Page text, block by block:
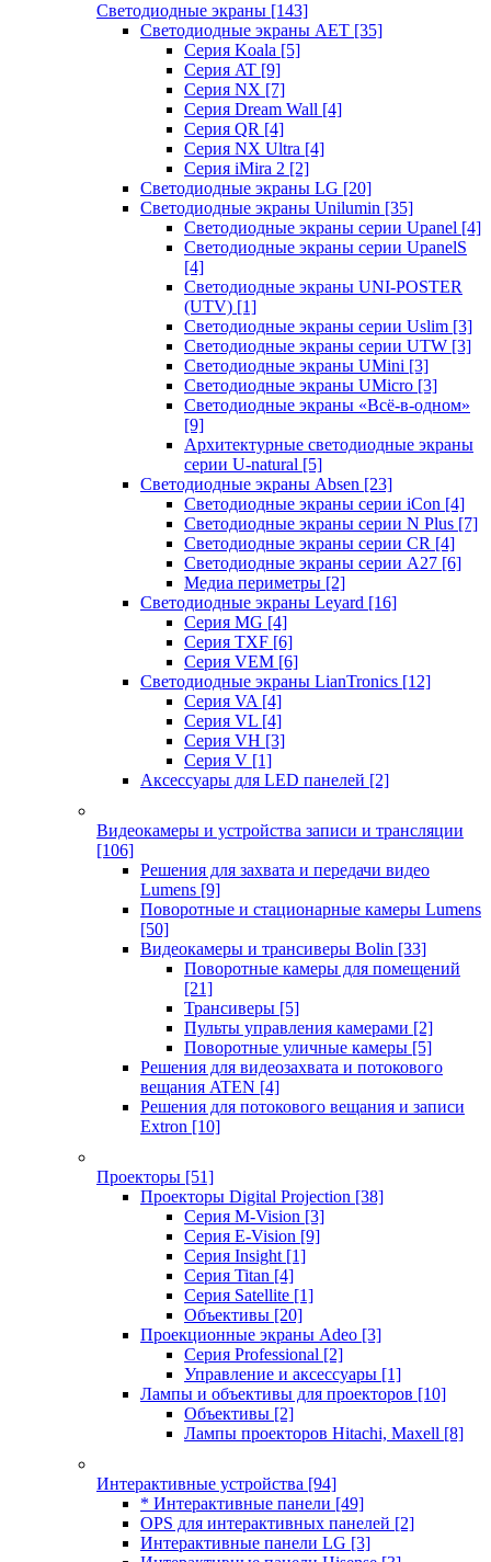
Светодиодные экраны [143]
Светодиодные экраны AET [35]
Cерия Koala [5]
Серия AT [9]
Серия NX [7]
Серия Dream Wall [4]
Серия QR [4]
Серия NX Ultra [4]
Серия iMira 2 [2]
Светодиодные экраны LG [20]
Светодиодные экраны Unilumin [35]
Светодиодные экраны серии Upanel [4]
Светодиодные экраны серии UpanelS
[4]
Светодиодные экраны UNI-POSTER
(UTV) [1]
Светодиодные экраны серии Uslim [3]
Светодиодные экраны серии UTW [3]
Светодиодные экраны UMini [3]
Светодиодные экраны UMicro [3]
Светодиодные экраны «Всё-в-одном»
[9]
Архитектурные светодиодные экраны
серии U-natural [5]
Светодиодные экраны Absen [23]
Светодиодные экраны серии iCon [4]
Светодиодные экраны серии N Plus [7]
Светодиодные экраны серии CR [4]
Светодиодные экраны серии А27 [6]
Медиа периметры [2]
Светодиодные экраны Leyard [16]
Серия MG [4]
Серия TXF [6]
Серия VEM [6]
Светодиодные экраны LianTronics [12]
Серия VA [4]
Серия VL [4]
Серия VH [3]
Серия V [1]
Аксессуары для LED панелей [2]
Видеокамеры и устройства записи и трансляции
[106]
Решения для захвата и передачи видео
Lumens [9]
Поворотные и стационарные камеры Lumens
[50]
Видеокамеры и трансиверы Bolin [33]
Поворотные камеры для помещений
[21]
Трансиверы [5]
Пульты управления камерами [2]
Поворотные уличные камеры [5]
Решения для видеозахвата и потокового
вещания ATEN [4]
Решения для потокового вещания и записи
Extron [10]
Проекторы [51]
Проекторы Digital Projection [38]
Серия M-Vision [3]
Серия E-Vision [9]
Серия Insight [1]
Серия Titan [4]
Серия Satellite [1]
Объективы [20]
Проекционные экраны Adeo [3]
Серия Professional [2]
Управление и аксессуары [1]
Лампы и объективы для проекторов [10]
Объективы [2]
Лампы проекторов Hitachi, Maxell [8]
Интерактивные устройства [94]
* Интерактивные панели [49]
OPS для интерактивных панелей [2]
Интерактивные панели LG [3]